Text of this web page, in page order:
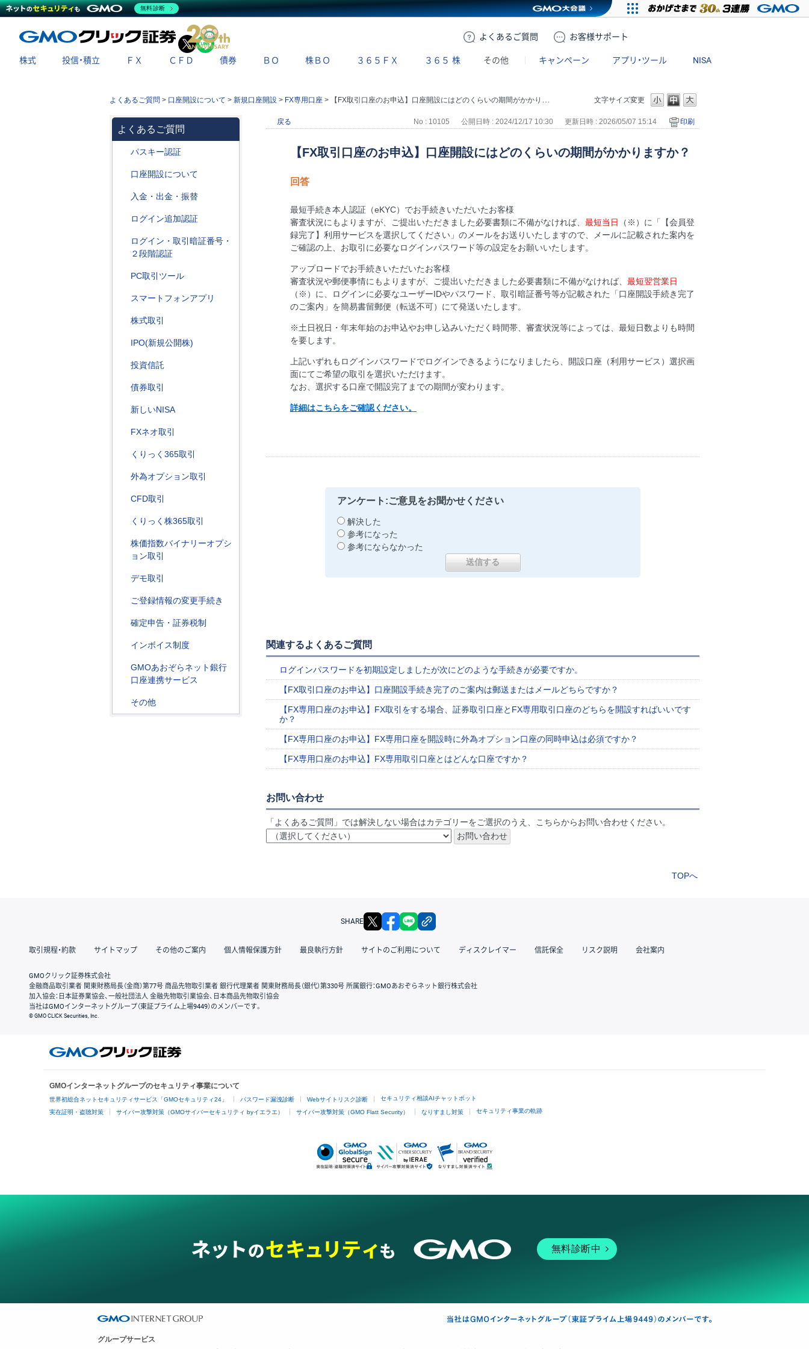
よくある ご質問 お客様サポート
X
株式 投信・積立 ＦＸ ＣＦＤ 債券 ＢＯ 株ＢＯ ３６５ＦＸ ３６５ 株 その他 キャンペーン アプリ・ツール NISA
文字サイズ変更
よくあるご質問 > 口座開設について > 新規口座開設 > FX専用口座 > 【FX取引口座のお申込】口座開設にはどのくらいの期間がかかりますか？
よくあるご質問
パスキー認証
口座開設について
入金・出金・振替
ログイン追加認証
ログイン・取引暗証番号・
２段階認証
PC取引ツール
スマートフォンアプリ
株式取引
IPO(新規公開株)
投資信託
債券取引
新しいNISA
FXネオ取引
くりっく365取引
外為オプション取引
CFD取引
くりっく株365取引
株価指数バイナリーオプシ
ョン取引
デモ取引
ご登録情報の変更手続き
確定申告・証券税制
インボイス制度
GMOあおぞらネット銀行
口座連携サービス
その他
戻る No : 10105 公開日時 : 2024/12/17 10:30 更新日時 : 2026/05/07 15:14 印刷
【FX取引口座のお申込】口座開設にはどのくらいの期間がかかりますか？
回答
最短手続き本人認証（eKYC）でお手続きいただいたお客様
審査状況にもよりますが、ご提出いただきました必要書類に不備がなければ、 最短当日
（※）に「【会員登
録完了】利用サービスを選択してください」のメールをお送りいたしますので、メールに記載された案内を
ご確認の上、お取引に必要なログインパスワード等の設定をお願いいたします。
アップロードでお手続きいただいたお客様
審査状況や郵便事情にもよりますが、ご提出いただきました必要書類に不備がなければ、 最短翌営業日
（※）に、ログインに必要なユーザーIDやパスワード、取引暗証番号等が記載された「口座開設手続き完了
のご案内」を簡易書留郵便（転送不可）にて発送いたします。
※土日祝日・年末年始のお申込やお申し込みいただく時間帯、審査状況等によっては、最短日数よりも時間
を要します。
上記いずれもログインパスワードでログインできるようになりましたら、開設口座（利用サービス）選択画
面にてご希望の取引を選択いただけます。
なお、選択する口座で開設完了までの期間が変わります。
詳細はこちらをご確認ください。
アンケート:ご意見をお聞かせください
解決した
参考になった
参考にならなかった
関連するよくあるご質問
ログインパスワードを初期設定しましたが次にどのような手続きが必要ですか。
【FX取引口座のお申込】口座開設手続き完了のご案内は郵送またはメールどちらですか？
【FX専用口座のお申込】FX取引をする場合、証券取引口座とFX専用取引口座のどちらを開設すればいいです
か？
【FX専用口座のお申込】FX専用口座を開設時に外為オプション口座の同時申込は必須ですか？
【FX専用口座のお申込】FX専用取引口座とはどんな口座ですか？
お問い合わせ
「よくあるご質問」では解決しない場合はカテゴリーをご選択のうえ、こちらからお問い合わせください。
TOPへ
SHARE X facebook
取引規程・約款 サイトマップ その他のご案内 個人情報保護方針 最良執行方針 サイトのご利用について ディスクレイマー 信託保全 リスク説明 会社案内
GMOクリック証券株式会社
金融商品取引業者 関東財務局長（金商）第77号 商品先物取引業者 銀行代理業者 関東財務局長（銀代）第330号 所属銀行：GMOあおぞらネット銀行株式会社
加入協会：日本証券業協会、一般社団法人 金融先物取引業協会、日本商品先物取引協会
当社はGMOインターネットグループ（東証プライム上場9449）のメンバーです。
© GMO CLICK Securities, Inc.
GMOインターネットグループのセキュリティ事業について
世界初総合ネットセキュリティサービス「GMOセキュリティ24」 パスワード漏洩診断 Webサイトリスク診断 セキュリティ相談AIチャットボット
実在証明・盗聴対策 サイバー攻撃対策（GMOサイバーセキュリティ byイエラエ） サイバー攻撃対策（GMO Flatt Security） なりすまし対策 セキュリティ事業の軌跡
無料診断中
グループサービス
無料診断